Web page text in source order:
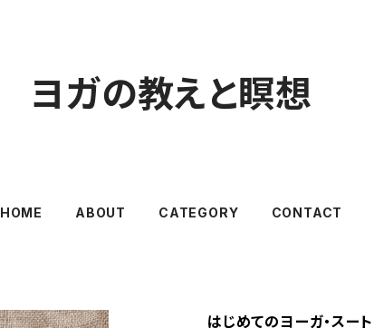
ヨガの教えと瞑想
HOME ABOUT CATEGORY CONTACT
はじめてのヨーガ・スー